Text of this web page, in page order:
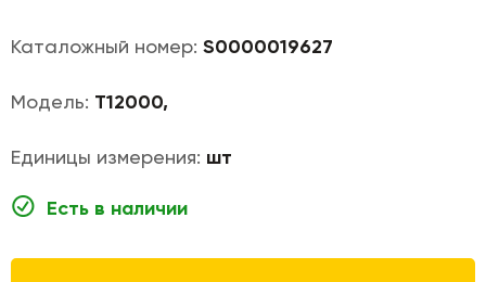
Каталожный номер: S0000019627
Модель: T12000,
Единицы измерения: шт
Есть в наличии